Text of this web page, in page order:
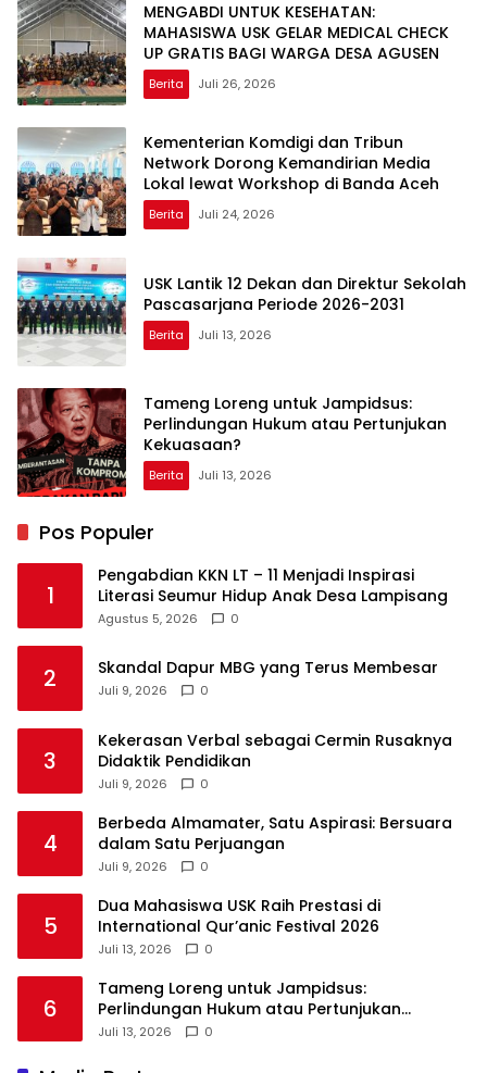
MENGABDI UNTUK KESEHATAN:
MAHASISWA USK GELAR MEDICAL CHECK
Berita Juli 26, 2026
Kementerian Komdigi dan Tribun
Network Dorong Kemandirian Media
Lokal lewat Workshop di Banda Aceh
Berita Juli 24, 2026
USK Lantik 12 Dekan dan Direktur Sekolah
Pascasarjana Periode 2026-2031
Berita Juli 13, 2026
Tameng Loreng untuk Jampidsus:
Perlindungan Hukum atau Pertunjukan
Kekuasaan?
Berita Juli 13, 2026
Pos Populer
1
Pengabdian KKN LT – 11 Menjadi Inspirasi
Literasi Seumur Hidup Anak Desa Lampisang
Agustus 5, 2026 0
2 Skandal Dapur MBG yang Terus Membesar
Juli 9, 2026 0
3
Kekerasan Verbal sebagai Cermin Rusaknya
Didaktik Pendidikan
Juli 9, 2026 0
4
Berbeda Almamater, Satu Aspirasi: Bersuara
dalam Satu Perjuangan
Juli 9, 2026 0
5
Dua Mahasiswa USK Raih Prestasi di
International Qur’anic Festival 2026
Juli 13, 2026 0
6
Tameng Loreng untuk Jampidsus:
Perlindungan Hukum atau Pertunjukan
Kekuasaan?
Juli 13, 2026 0